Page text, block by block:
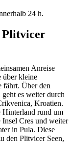
24 h.
Anreise
über kleine
fährt. Über den
geht es weiter durch
Kroatien.
Hinterland rund um
Cres und weiter
in Pula. Diese
den Plitvicer Seen,